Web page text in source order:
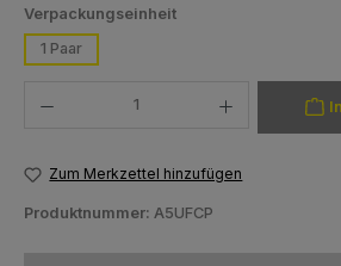
Verpackungseinheitauswählen
1 Paar
Zum Merkzettel hinzufügen
Produktnummer: A5UFCP